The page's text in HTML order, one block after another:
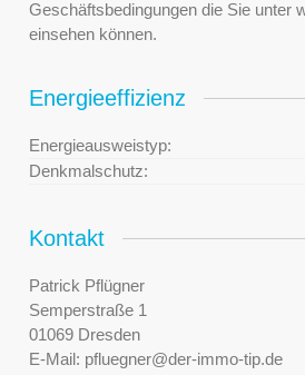
Geschäftsbedingungen die Sie unter
einsehen können.
Energieeffizienz
Energieausweistyp:
Denkmalschutz:
Kontakt
Patrick Pflügner
Semperstraße 1
01069 Dresden
E-Mail: pfluegner@der-immo-tip.de